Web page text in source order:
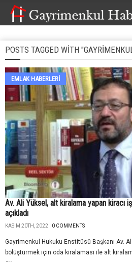
POSTS TAGGED WITH
EMLAK HABERLERI
Av. Ali Yüksel, alt kiralama yapan kiracı
açıkladı
KASIM 20TH, 2022 | 0 COMMENTS
Gayrimenkul Hukuku Enstitüsü Başkanı Av.
bölüştürmek için oda kiralaması ile alt